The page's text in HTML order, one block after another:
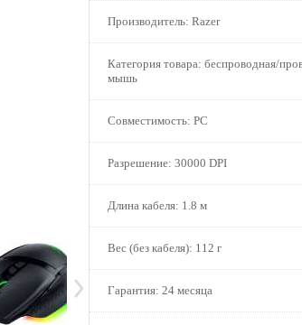
Производитель: Razer
Категория товара: беспроводная/
мышь
Совместимость: PC
Разрешение: 30000 DPI
Длина кабеля: 1.8 м
Вес (без кабеля): 112 г
Гарантия: 24 месяца